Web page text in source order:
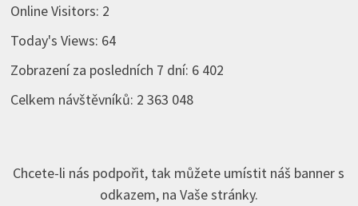
Online Visitors: 2
Today's Views: 64
Zobrazení za posledních 7 dní: 6 402
Celkem návštěvníků: 2 363 048
Chcete-li nás podpořit, tak můžete umístit náš banner s
odkazem, na Vaše stránky.